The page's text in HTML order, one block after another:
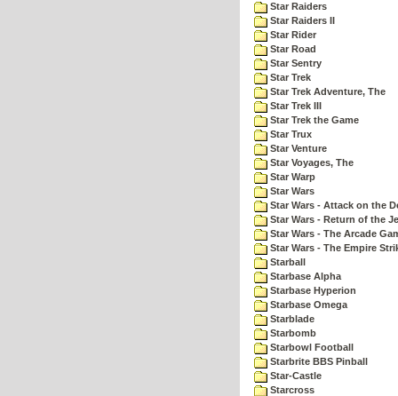
Star Raiders
Star Raiders II
Star Rider
Star Road
Star Sentry
Star Trek
Star Trek Adventure, The
Star Trek III
Star Trek the Game
Star Trux
Star Venture
Star Voyages, The
Star Warp
Star Wars
Star Wars - Attack on the
Star Wars - Return of the
Star Wars - The Arcade
Star Wars - The Empire
Starball
Starbase Alpha
Starbase Hyperion
Starbase Omega
Starblade
Starbomb
Starbowl Football
Starbrite BBS Pinball
Star-Castle
Starcross